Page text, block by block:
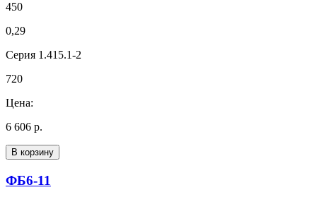
450
0,29
Серия 1.415.1-2
720
Цена:
6 606 р.
В корзину
ФБ6-11